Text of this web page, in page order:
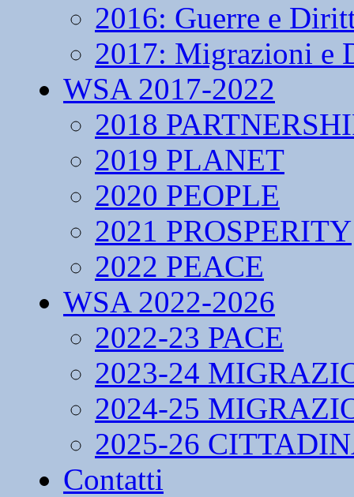
2016: Guerre e
2017: Migrazioni e
WSA 2017-2022
2018
2019 PLANET
2020 PEOPLE
2021 PROSPERITY
2022 PEACE
WSA 2022-2026
2022-23 PACE
2023-24
2024-25
2025-26
Contatti